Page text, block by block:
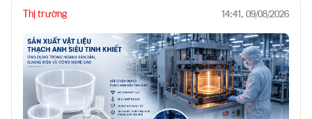
Thị trường 14:41, 09/08/2026